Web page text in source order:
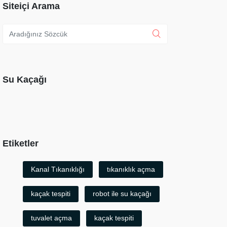
Siteiçi Arama
Su Kaçağı
Etiketler
Kanal Tıkanıklığı tıkanıklık açma
kaçak tespiti robot ile su kaçağı
tuvalet açma kaçak tespiti